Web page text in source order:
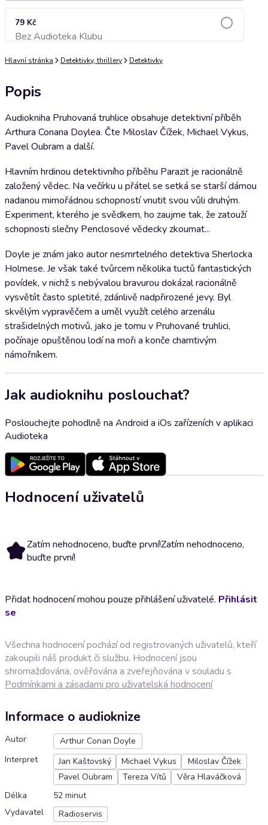
79 Kč
Bez Audioteka KlubuPřidat do košíku
Hlavní stránka Detektivky, thrillery Detektivky
Popis
Audiokniha Pruhovaná truhlice obsahuje detektivní příběh
Arthura Conana Doylea. Čte Miloslav Čížek, Michael Vykus,
Pavel Oubram a další.
Hlavním hrdinou detektivního příběhu Parazit je racionálně
založený vědec. Na večírku u přátel se setká se starší dámou
nadanou mimořádnou schopností vnutit svou vůli druhým.
Experiment, kterého je svědkem, ho zaujme tak, že zatouží
schopnosti slečny Penclosové vědecky zkoumat...
Doyle je znám jako autor nesmrtelného detektiva Sherlocka
Holmese. Je však také tvůrcem několika tuctů fantastických
povídek, v nichž s nebývalou bravurou dokázal racionálně
vysvětíit často spletité, zdánlivě nadpřirozené jevy. Byl
skvělým vypravěčem a uměl využít celého arzenálu
strašidelných motivů, jako je tomu v Pruhované truhlici,
počínaje opuštěnou lodí na moři a konče chamtivým
námořníkem.
Jak audioknihu poslouchat?
Poslouchejte pohodlně na Android a iOs zařízeních v aplikaci
Audioteka
Hodnocení uživatelů
Zatím nehodnoceno, buďte první!Zatím nehodnoceno,
buďte první!
Přidat hodnocení mohou pouze přihlášení uživatelé. Přihlásit
se
Všechna hodnocení pochází od registrovaných uživatelů, kteří
zakoupili náš produkt či službu. Hodnocení jsou
shromažďována, ověřována a zveřejňována v souladu s
Podmínkami a zásadami pro uživatelská hodnocení
Informace o audioknize
Autor
Arthur Conan Doyle
Interpret
Jan Kaštovský Michael Vykus
Miloslav Čížek
Pavel Oubram
Tereza Vítů
Věra Hlaváčková
Délka
52 minut
Vydavatel
Radioservis